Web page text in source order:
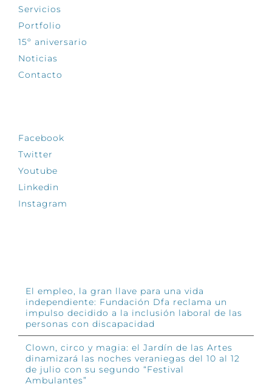
Servicios
Portfolio
15º aniversario
Noticias
Contacto
Facebook
Twitter
Youtube
Linkedin
Instagram
El empleo, la gran llave para una vida
independiente: Fundación Dfa reclama un
impulso decidido a la inclusión laboral de las
personas con discapacidad
Clown, circo y magia: el Jardín de las Artes
dinamizará las noches veraniegas del 10 al 12
de julio con su segundo “Festival
Ambulantes”